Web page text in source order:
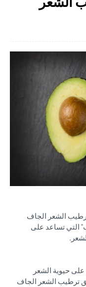
لترطيب الشعر الجاف
"ب" التي تساعد على
على حيوية الشعر
ترطيب الشعر الجاف